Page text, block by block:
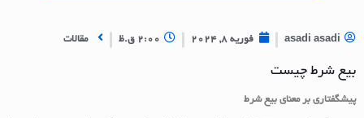
asadi asadi فوریه 8, 2024 2:00 ق.ظ مقالات
بیع شرط چیست
پیشگفتاری بر معنای بیع شرط